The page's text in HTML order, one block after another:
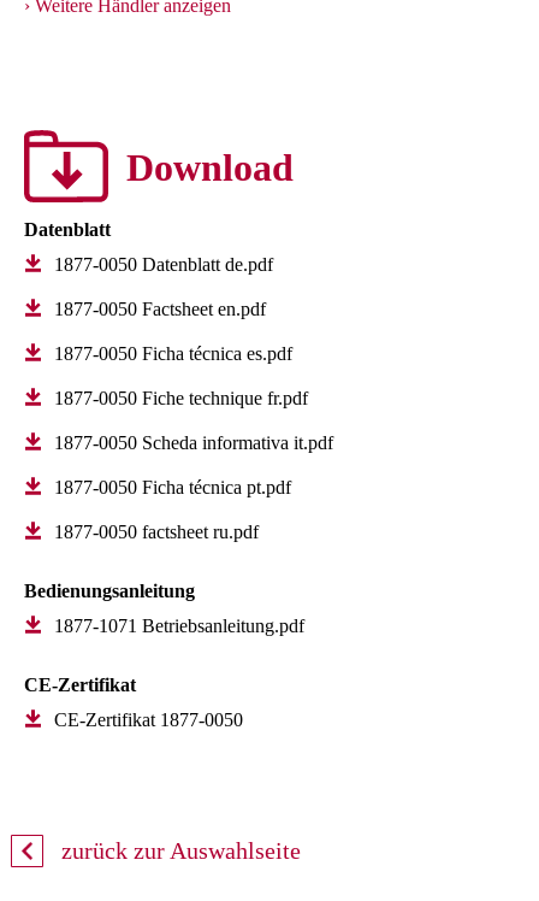
Weitere Händler anzeigen
Download
Datenblatt
1877-0050 Datenblatt de.pdf
1877-0050 Factsheet en.pdf
1877-0050 Ficha técnica es.pdf
1877-0050 Fiche technique fr.pdf
1877-0050 Scheda informativa it.pdf
1877-0050 Ficha técnica pt.pdf
1877-0050 factsheet ru.pdf
Bedienungsanleitung
1877-1071 Betriebsanleitung.pdf
CE-Zertifikat
CE-Zertifikat 1877-0050
zurück zur Auswahlseite